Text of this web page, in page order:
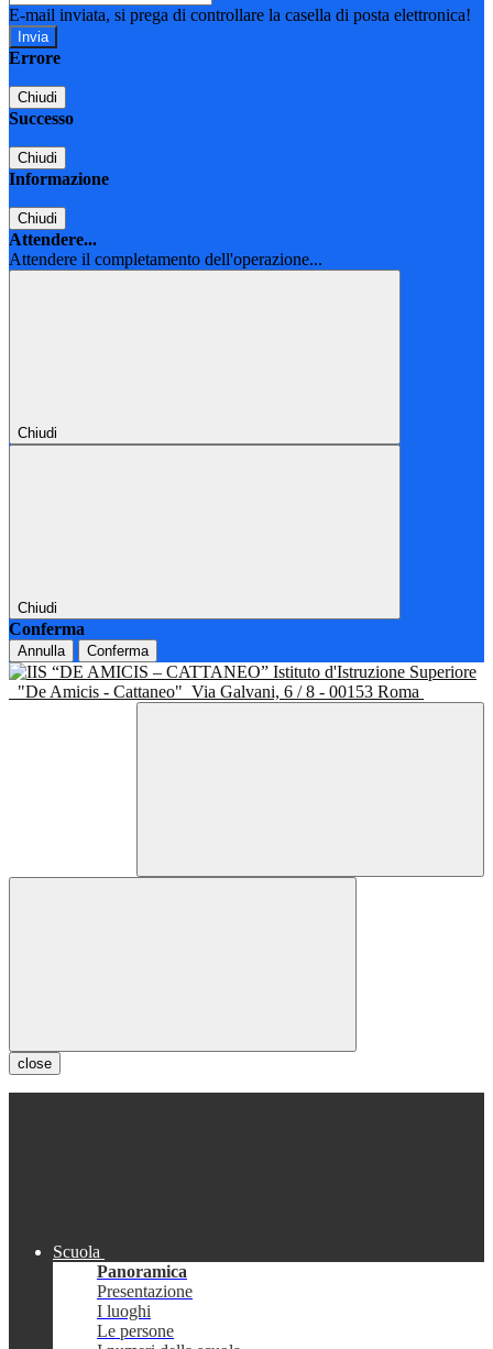
E-mail inviata, si prega di controllare la casella di posta elettronica!
Errore
Chiudi
Successo
Chiudi
Informazione
Chiudi
Attendere...
Attendere il completamento dell'operazione...
Chiudi
Chiudi
Conferma
Annulla Conferma
Istituto d'Istruzione Superiore
"De Amicis - Cattaneo" Via Galvani, 6 / 8 - 00153 Roma
close
Scuola
Panoramica
Presentazione
I luoghi
Le persone